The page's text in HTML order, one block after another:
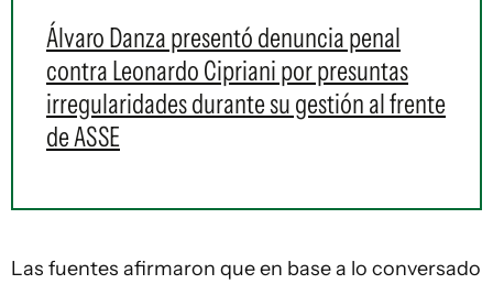
Álvaro Danza presentó denuncia penal
contra Leonardo Cipriani por presuntas
irregularidades durante su gestión al frente
de ASSE
Las fuentes afirmaron que en base a lo conversado